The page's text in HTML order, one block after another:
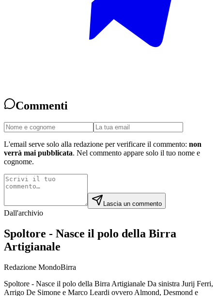
Commenti
L'email serve solo alla redazione per verificare il commento: non
verrà mai pubblicata. Nel commento appare solo il tuo nome e
cognome.
Lascia un commento
Dall'archivio
Spoltore - Nasce il polo della Birra
Artigianale
Redazione MondoBirra
Spoltore - Nasce il polo della Birra Artigianale Da sinistra Jurij Ferri,
Arrigo De Simone e Marco Leardi ovvero Almond, Desmond e